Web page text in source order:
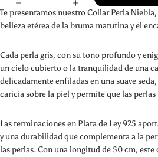
Te presentamos nuestro Collar Perla
belleza etérea de la bruma matutina y el
Cada perla gris, con su tono profundo y
un cielo cubierto o la tranquilidad de una
delicadamente enfiladas en una suave
caricia sobre la piel y permite que las
Las terminaciones en Plata de Ley 925
y una durabilidad que complementa a la
las perlas. Con una longitud de 50 cm, este